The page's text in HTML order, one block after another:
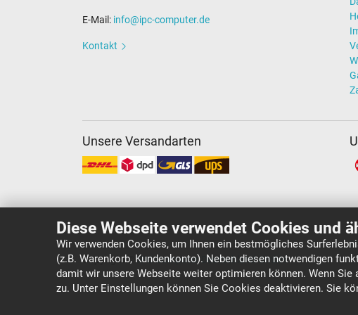
Diese Webseite verwendet Cookies und
Wir verwenden Cookies, um Ihnen ein bestmögliches
(z.B. Warenkorb, Kundenkonto). Neben diesen notwendigen
damit wir unsere Webseite weiter optimieren können. Wenn
zu. Unter Einstellungen können Sie Cookies deaktivieren. Sie
E-Mail: info@ipc-computer.de
Kontakt
Unsere Versandarten
Copyright ©IPC-Computer Deutschland GmbH